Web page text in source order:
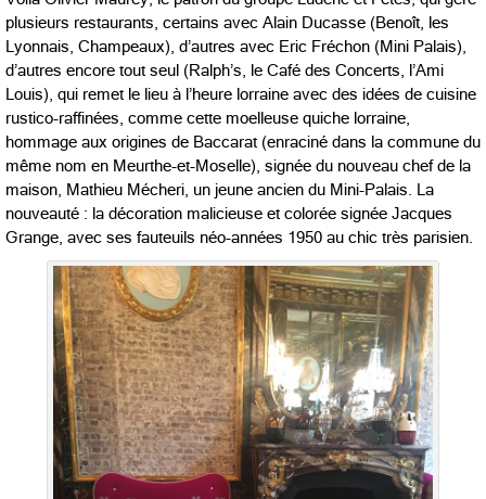
plusieurs restaurants, certains avec Alain Ducasse (Benoît, les
Lyonnais, Champeaux), d’autres avec Eric Fréchon (Mini Palais),
d’autres encore tout seul (Ralph’s, le Café des Concerts, l’Ami
Louis), qui remet le lieu à l’heure lorraine avec des idées de cuisine
rustico-raffinées, comme cette moelleuse quiche lorraine,
hommage aux origines de Baccarat (enraciné dans la commune du
même nom en Meurthe-et-Moselle), signée du nouveau chef de la
maison, Mathieu Mécheri, un jeune ancien du Mini-Palais. La
nouveauté : la décoration malicieuse et colorée signée Jacques
Grange, avec ses fauteuils néo-années 1950 au chic très parisien.